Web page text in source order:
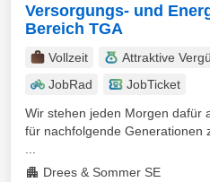
Versorgungs- und
Bereich TGA
Vollzeit Attraktive
JobRad
JobTicket
Wir stehen jeden Morgen dafür
für nachfolgende Generationen
Drees & Sommer SE